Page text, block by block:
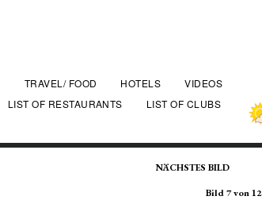
TRAVEL/ FOOD HOTELS
VIDEOS
LIST OF RESTAURANTS LIST OF CLUBS
NÄCHSTES BILD
Bild 7 von 12